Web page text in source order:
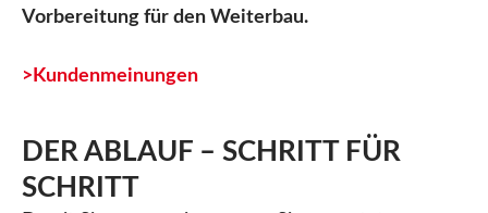
Vorbereitung für den Weiterbau.
>Kundenmeinungen
DER ABLAUF – SCHRITT FÜR
SCHRITT